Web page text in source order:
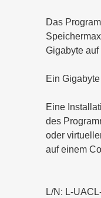
Das
Gigabyte auf
Ein
Eine
des
oder
auf einem
L/N: L-